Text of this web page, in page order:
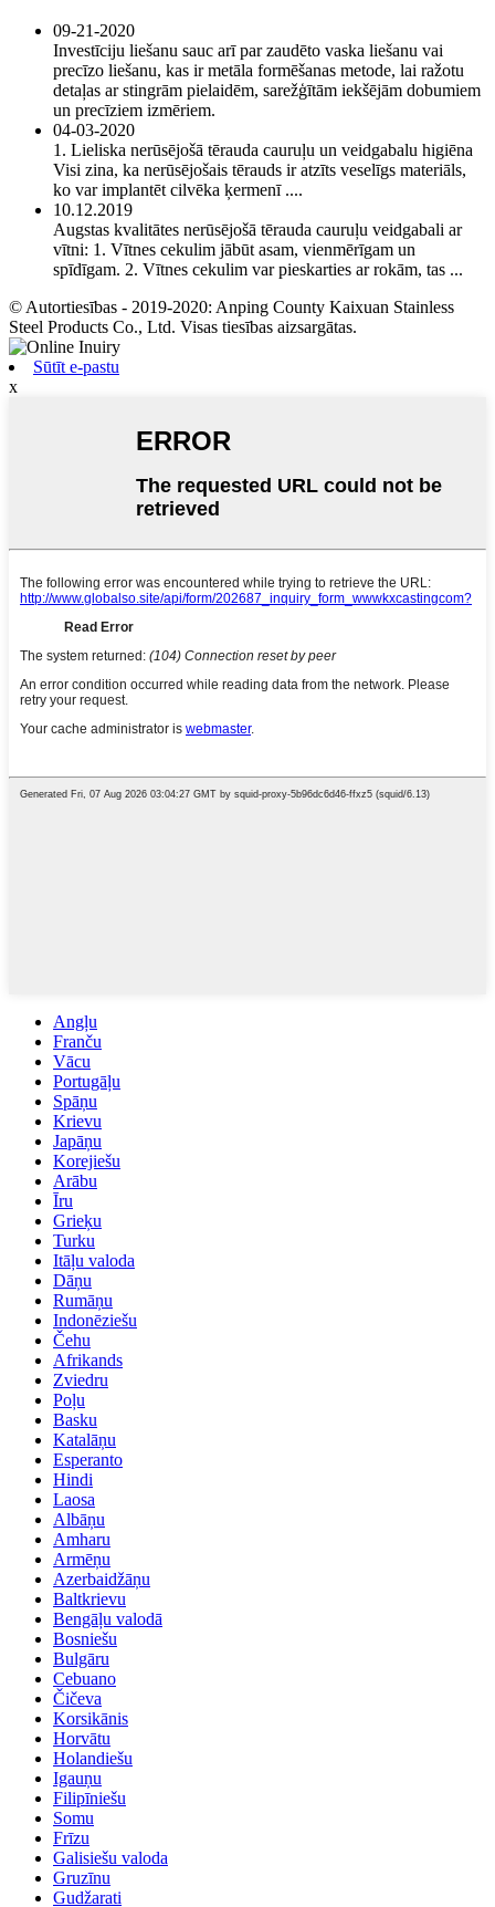
09-21-2020
Investīciju liešanu sauc arī par zaudēto vaska liešanu vai
precīzo liešanu, kas ir metāla formēšanas metode, lai ražotu
detaļas ar stingrām pielaidēm, sarežģītām iekšējām dobumiem
un precīziem izmēriem.
04-03-2020
1. Lieliska nerūsējošā tērauda cauruļu un veidgabalu higiēna
Visi zina, ka nerūsējošais tērauds ir atzīts veselīgs materiāls,
ko var implantēt cilvēka ķermenī ....
10.12.2019
Augstas kvalitātes nerūsējošā tērauda cauruļu veidgabali ar
vītni: 1. Vītnes cekulim jābūt asam, vienmērīgam un
spīdīgam. 2. Vītnes cekulim var pieskarties ar rokām, tas ...
© Autortiesības - 2019-2020: Anping County Kaixuan Stainless
Steel Products Co., Ltd. Visas tiesības aizsargātas.
Sūtīt e-pastu
x
Angļu
Franču
Vācu
Portugāļu
Spāņu
Krievu
Japāņu
Korejiešu
Arābu
Īru
Grieķu
Turku
Itāļu valoda
Dāņu
Rumāņu
Indonēziešu
Čehu
Afrikands
Zviedru
Poļu
Basku
Katalāņu
Esperanto
Hindi
Laosa
Albāņu
Amharu
Armēņu
Azerbaidžāņu
Baltkrievu
Bengāļu valodā
Bosniešu
Bulgāru
Cebuano
Čičeva
Korsikānis
Horvātu
Holandiešu
Igauņu
Filipīniešu
Somu
Frīzu
Galisiešu valoda
Gruzīnu
Gudžarati